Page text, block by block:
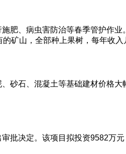
肥、病虫害防治等春季管护作
矿山，全部种上果树，每年收入
砂石、混凝土等基础建材价格
批决定。该项目拟投资9582万